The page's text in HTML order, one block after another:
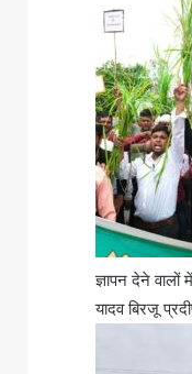
ज्ञापन देने वालों
यादव बिरजू